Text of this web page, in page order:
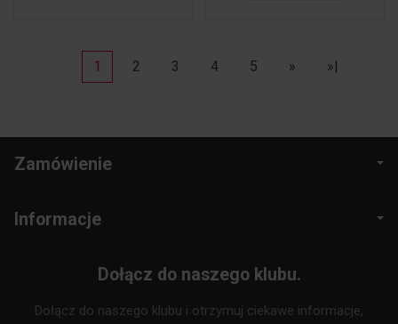
1 2 3 4 5 » »|
Zamówienie
Informacje
Dołącz do naszego klubu.
Dołącz do naszego klubu i otrzymuj ciekawe informacje,